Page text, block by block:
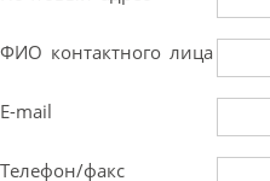
ФИО контактного лица
E-mail
Телефон/факс